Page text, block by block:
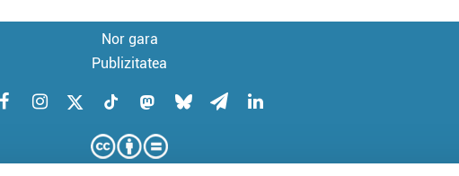
Nor gara
Publizitatea